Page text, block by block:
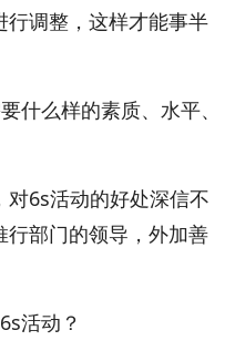
行调整，这样才能事半
什么样的素质、水平、
6s活动的好处深信不
行部门的领导，外加善
活动？